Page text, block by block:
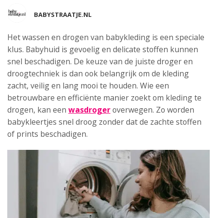
BABYSTRAATJE.NL
Het wassen en drogen van babykleding is een speciale
klus. Babyhuid is gevoelig en delicate stoffen kunnen
snel beschadigen. De keuze van de juiste droger en
droogtechniek is dan ook belangrijk om de kleding
zacht, veilig en lang mooi te houden. Wie een
betrouwbare en efficiënte manier zoekt om kleding te
drogen, kan een wasdrogeroverwegen. Zo worden
babykleertjes snel droog zonder dat de zachte stoffen
of prints beschadigen.